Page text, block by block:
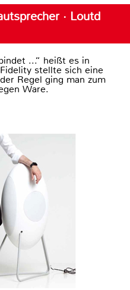
· Loutd
...“ heißt es in
stellte sich eine
Regel ging man zum
Ware.